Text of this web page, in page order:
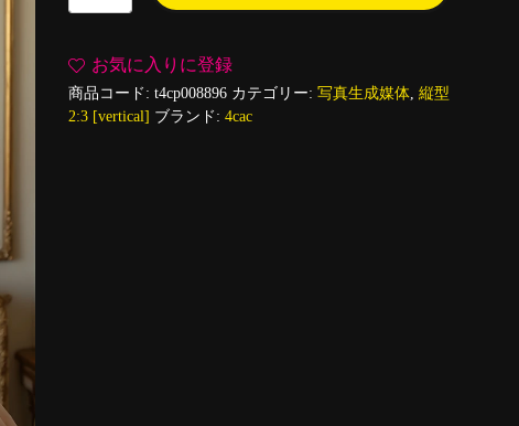
材
個
お気に入りに登録
商品コード: t4cp008896 カテゴリー: 写真生成媒体, 縦型
2:3 [vertical] ブランド: 4cac